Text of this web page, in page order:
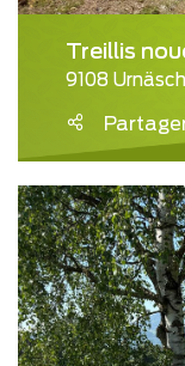
Treillis
9108 Urnäsch